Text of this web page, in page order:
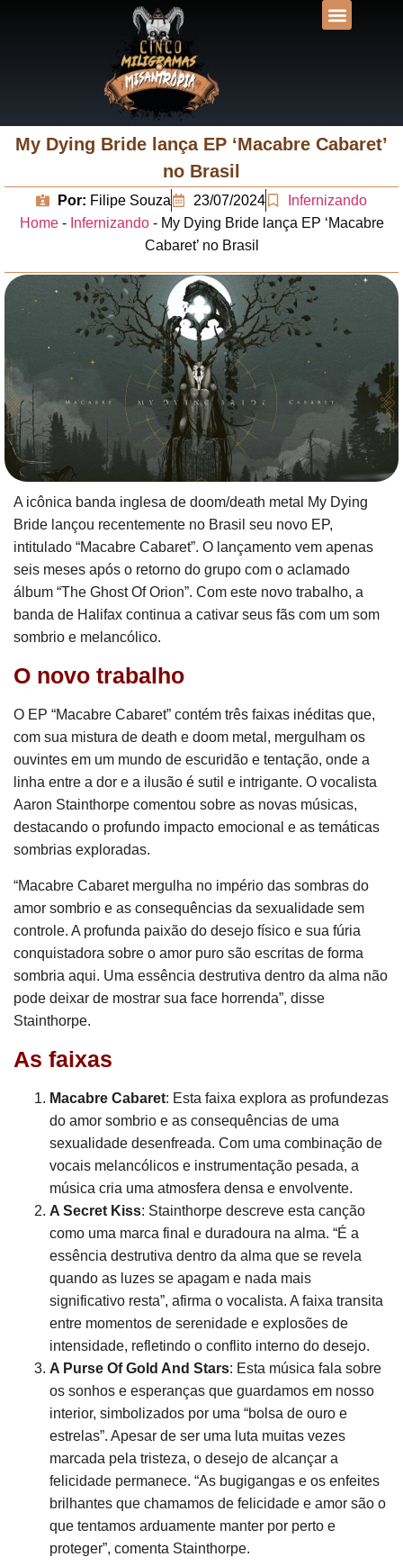
My Dying Bride lança EP ‘Macabre Cabaret’
no Brasil
Por: Filipe Souza 23/07/2024
Infernizando
Home- Infernizando- My Dying Bride lança EP ‘Macabre
Cabaret’ no Brasil
A icônica banda inglesa de doom/death metal My Dying
Bride lançou recentemente no Brasil seu novo EP,
intitulado “Macabre Cabaret”. O lançamento vem apenas
seis meses após o retorno do grupo com o aclamado
álbum “The Ghost Of Orion”. Com este novo trabalho, a
banda de Halifax continua a cativar seus fãs com um som
sombrio e melancólico.
O novo trabalho
O EP “Macabre Cabaret” contém três faixas inéditas que,
com sua mistura de death e doom metal, mergulham os
ouvintes em um mundo de escuridão e tentação, onde a
linha entre a dor e a ilusão é sutil e intrigante. O vocalista
Aaron Stainthorpe comentou sobre as novas músicas,
destacando o profundo impacto emocional e as temáticas
sombrias exploradas.
“Macabre Cabaret mergulha no império das sombras do
amor sombrio e as consequências da sexualidade sem
controle. A profunda paixão do desejo físico e sua fúria
conquistadora sobre o amor puro são escritas de forma
sombria aqui. Uma essência destrutiva dentro da alma não
pode deixar de mostrar sua face horrenda”, disse
Stainthorpe.
As faixas
Macabre Cabaret: Esta faixa explora as profundezas
do amor sombrio e as consequências de uma
sexualidade desenfreada. Com uma combinação de
vocais melancólicos e instrumentação pesada, a
música cria uma atmosfera densa e envolvente.
A Secret Kiss: Stainthorpe descreve esta canção
como uma marca final e duradoura na alma. “É a
essência destrutiva dentro da alma que se revela
quando as luzes se apagam e nada mais
significativo resta”, afirma o vocalista. A faixa transita
entre momentos de serenidade e explosões de
intensidade, refletindo o conflito interno do desejo.
A Purse Of Gold And Stars: Esta música fala sobre
os sonhos e esperanças que guardamos em nosso
interior, simbolizados por uma “bolsa de ouro e
estrelas”. Apesar de ser uma luta muitas vezes
marcada pela tristeza, o desejo de alcançar a
felicidade permanece. “As bugigangas e os enfeites
brilhantes que chamamos de felicidade e amor são o
que tentamos arduamente manter por perto e
proteger”, comenta Stainthorpe.